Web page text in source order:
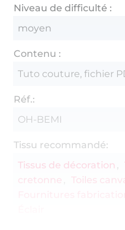
Niveau de difficulté :
moyen
Contenu :
Tuto couture, fichier
Réf.:
OH-BEMI
Tissu recommandé:
Tissus de décoration
cretonne
Toiles